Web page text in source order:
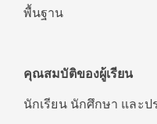
พื้นฐาน
คุณสมบัติของผู้เรียน
นักเรียน นักศึกษา และป